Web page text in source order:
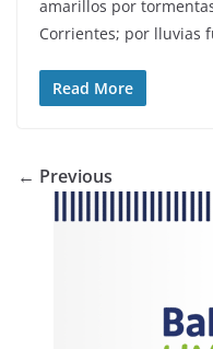
amarillos por
Corrientes; por lluvias
Read More
← Previous